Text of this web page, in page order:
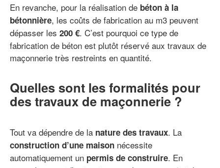
En revanche, pour la réalisation de béton à la
bétonnière, les coûts de fabrication au m3 peuvent
dépasser les 200 €. C’est pourquoi ce type de
fabrication de béton est plutôt réservé aux travaux de
maçonnerie très restreints en quantité.
Quelles sont les formalités pour
des travaux de maçonnerie ?
Tout va dépendre de la nature des travaux. La
construction d’une maison nécessite
automatiquement un permis de construire. En